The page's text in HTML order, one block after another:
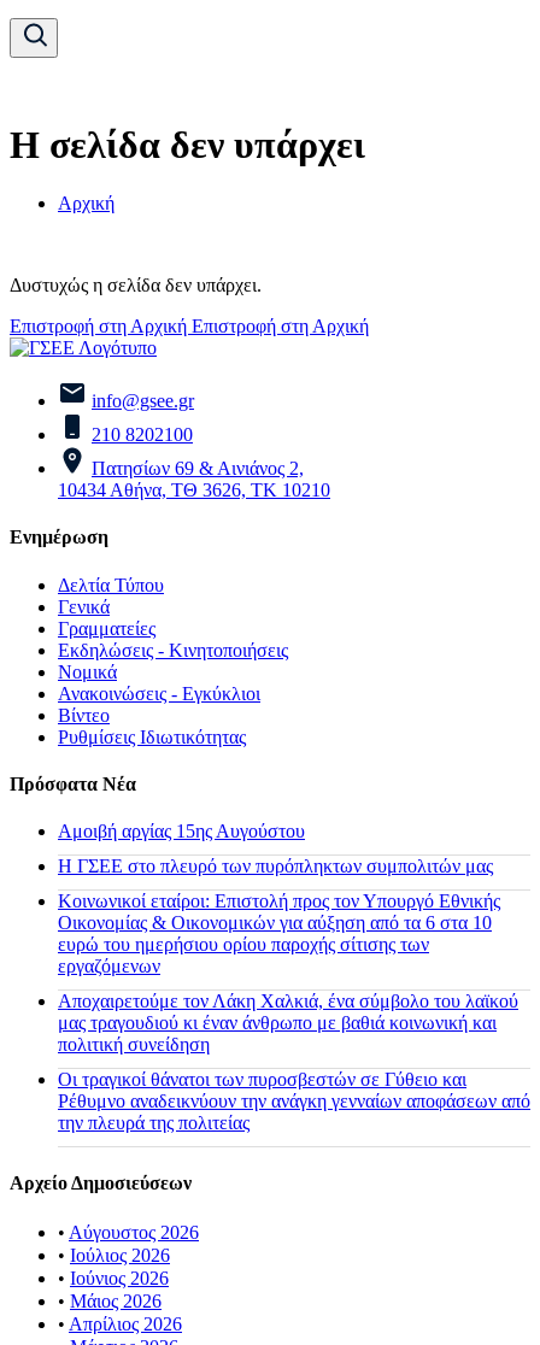
Η σελίδα δεν υπάρχει
Αρχική
Δυστυχώς η σελίδα δεν υπάρχει.
Επιστροφή στη Αρχική Επιστροφή στη Αρχική
info@gsee.gr
210 8202100
Πατησίων 69 & Αινιάνος 2,
10434 Αθήνα, ΤΘ 3626, ΤΚ 10210
Ενημέρωση
Δελτία Τύπου
Γενικά
Γραμματείες
Εκδηλώσεις - Κινητοποιήσεις
Νομικά
Ανακοινώσεις - Εγκύκλιοι
Βίντεο
Ρυθμίσεις Ιδιωτικότητας
Πρόσφατα Νέα
Αμοιβή αργίας 15ης Αυγούστου
H ΓΣΕΕ στο πλευρό των πυρόπληκτων συμπολιτών μας
Κοινωνικοί εταίροι: Επιστολή προς τον Υπουργό Εθνικής
Οικονομίας & Οικονομικών για αύξηση από τα 6 στα 10
ευρώ του ημερήσιου ορίου παροχής σίτισης των
εργαζόμενων
Αποχαιρετούμε τον Λάκη Χαλκιά, ένα σύμβολο του λαϊκού
μας τραγουδιού κι έναν άνθρωπο με βαθιά κοινωνική και
πολιτική συνείδηση
Οι τραγικοί θάνατοι των πυροσβεστών σε Γύθειο και
Ρέθυμνο αναδεικνύουν την ανάγκη γενναίων αποφάσεων από
την πλευρά της πολιτείας
Αρχείο Δημοσιεύσεων
• Αύγουστος 2026
• Ιούλιος 2026
• Ιούνιος 2026
• Μάιος 2026
• Απρίλιος 2026